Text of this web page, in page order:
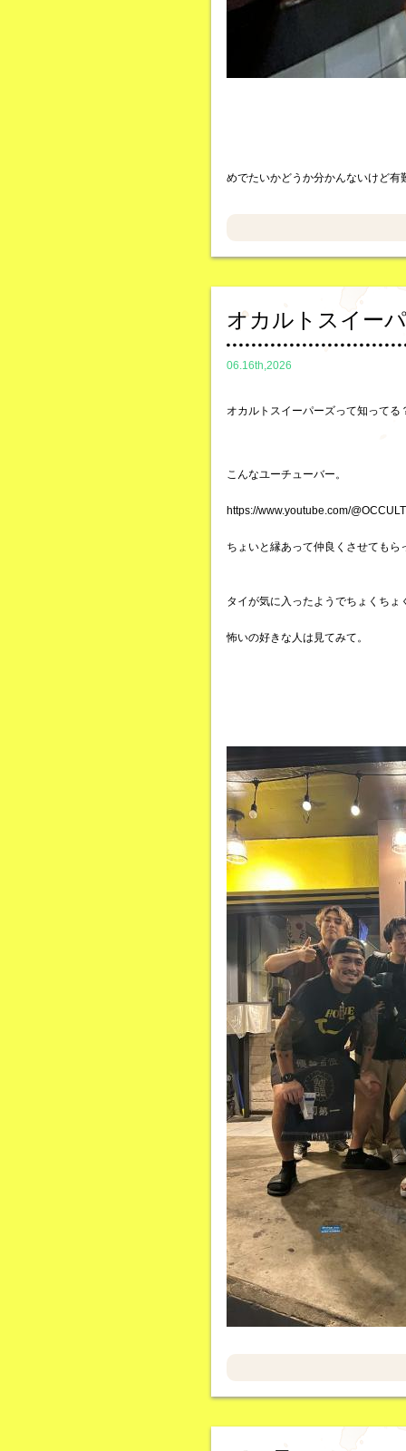
めでたいかどうか分かんないけど有
オカルトスイー
06.16th,2026
オカルトスイーパーズって知ってる
こんなユーチューバー。
https://www.youtube.com/
ちょいと縁あって仲良くさせてもら
タイが気に入ったようでちょくちょ
怖いの好きな人は見てみて。